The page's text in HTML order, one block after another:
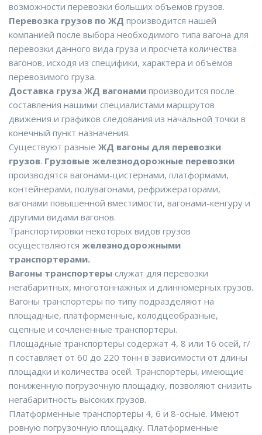
возможности перевозки больших объемов грузов.
Перевозка грузов по ЖД производится нашей
компанией после выбора необходимого типа вагона для
перевозки данного вида груза и просчета количества
вагонов, исходя из специфики, характера и объемов
перевозимого груза.
Доставка груза ЖД вагонами производится после
составления нашими специалистами маршрутов
движения и графиков следования из начальной точки в
конечный пункт назначения.
Существуют разные ЖД вагоны для перевозки
грузов. Грузовые железнодорожные перевозки
производятся вагонами-цистернами, платформами,
контейнерами, полувагонами, рефрижераторами,
вагонами повышенной вместимости, вагонами-кенгуру и
другими видами вагонов.
Транспортировки некоторых видов грузов
осуществляются железнодорожными
транспортерами.
Вагоны транспортеры служат для перевозки
негабаритных, многотоннажных и длинномерных грузов.
Вагоны транспортеры по типу подразделяют на
площадные, платформенные, колодцеобразные,
сцепные и сочлененные транспортеры.
Площадные транспортеры содержат 4, 8 или 16 осей, г/
п составляет от 60 до 220 тонн в зависимости от длины
площадки и количества осей. Транспортеры, имеющие
пониженную погрузочную площадку, позволяют снизить
негабаритность высоких грузов.
Платформенные транспортеры 4, 6 и 8-осные. Имеют
ровную погрузочную площадку. Платформенные